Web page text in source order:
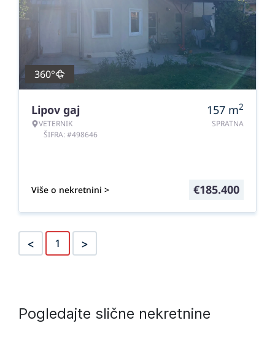
360°
Lipov gaj
VETERNIK
ŠIFRA: #498646
157 m2
SPRATNA
Više o nekretnini > €185.400
< 1 >
Pogledajte slične nekretnine